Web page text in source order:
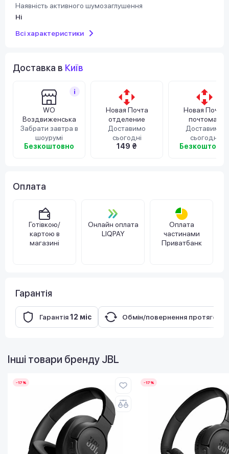
Наявність активного шумозаглушення
Ні
Всі характеристики
Доставка в Київ
WO
Воздвиженська
Забрати завтра в
шоурумі
Безкоштовно
Новая Почта
отделение
Доставимо
сьогодні
149 ₴
Новая Почта
почтомат
Доставимо
сьогодні
Безкоштовно
Оплата
Готівкою/
картою в
магазині
Онлайн оплата
LIQPAY
Оплата
частинами
Приватбанк
Гарантія
Гарантія12 міс Обмін/повернення протягом
Інші товари бренду JBL
-17% -17%